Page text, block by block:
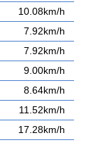
10.08km/h
7.92km/h
7.92km/h
9.00km/h
8.64km/h
11.52km/h
17.28km/h